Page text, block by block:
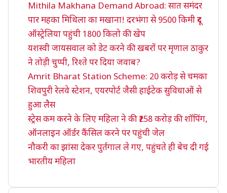
Mithila Makhana Demand Abroad: सात समंदर
पार महका मिथिला का मखाना! दरभंगा से 9500 किमी दूर
ऑस्ट्रेलिया पहुंची 1800 किलो की खेप
यशस्वी जायसवाल को डेट करने की खबरों पर मृणाल ठाकुर
ने तोड़ी चुप्पी, रिश्ते पर दिया जवाब?
Amrit Bharat Station Scheme: 20 करोड़ से चमका
शिवपुरी रेलवे स्टेशन, एयरपोर्ट जैसी हाईटेक सुविधाओं से
हुआ लैस
स्ट्रेस कम करने के लिए महिला ने की ₹258 करोड़ की शॉपिंग,
ऑनलाइन ऑर्डर कैंसिल करने पर पहुंची जेल
नौकरी का झांसा देकर पुर्तगाल ले गए, पहुंचते ही बेच दी गई
भारतीय महिला